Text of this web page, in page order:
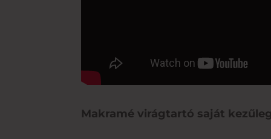
Makramé virágtartó saját